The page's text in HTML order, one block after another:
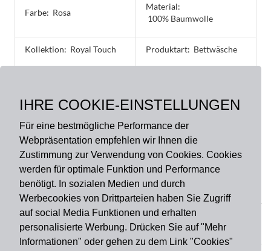
IHRE COOKIE-EINSTELLUNGEN
Für eine bestmögliche Performance der
Webpräsentation empfehlen wir Ihnen die
Zustimmung zur Verwendung von Cookies. Cookies
werden für optimale Funktion und Performance
benötigt. In sozialen Medien und durch
Werbecookies von Drittparteien haben Sie Zugriff
auf social Media Funktionen und erhalten
personalisierte Werbung. Drücken Sie auf "Mehr
Informationen" oder gehen zu dem Link "Cookies"
Farbe: Rosa
Material:
100% Baumwolle
Kollektion: Royal Touch Produktart: Bettwäsche
40 x 80 cm, 80 x 80 cm
Zahlungsart
Versandart